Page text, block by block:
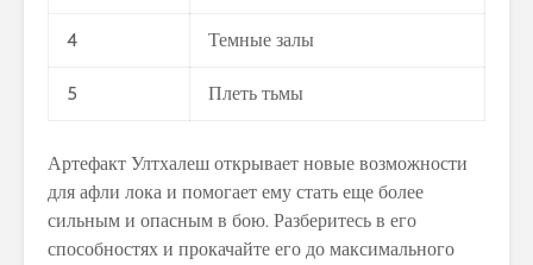
4 Темные залы
5 Плеть тьмы
Артефакт Ултхалеш открывает новые возможности
для афли лока и помогает ему стать еще более
сильным и опасным в бою. Разберитесь в его
способностях и прокачайте его до максимального